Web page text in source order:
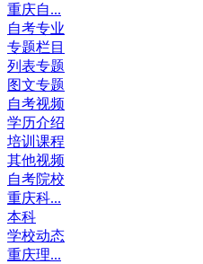
重庆自...
自考专业
专题栏目
列表专题
图文专题
自考视频
学历介绍
培训课程
其他视频
自考院校
重庆科...
本科
学校动态
重庆理...